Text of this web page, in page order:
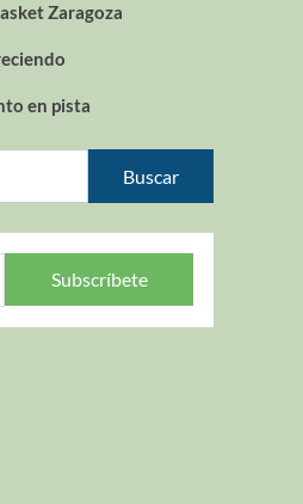
Zaragoza
en pista
Subscríbete